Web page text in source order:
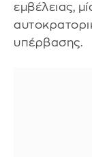
εμβέλειας,
υπέρβασης.